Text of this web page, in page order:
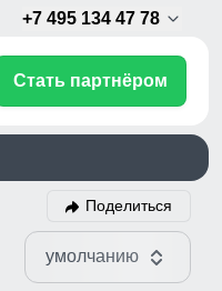
+7 495 134 47 78
Стать партнёром
Поделиться
умолчанию